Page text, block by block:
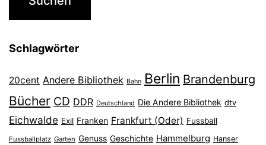
Schlagwörter
20cent Andere Bibliothek Bahn Berlin Brandenburg
Bücher CD DDR Deutschland Die Andere Bibliothek dtv
Eichwalde Exil Franken Frankfurt (Oder) Fussball
Fussballplatz Garten Genuss Geschichte Hammelburg Hanser